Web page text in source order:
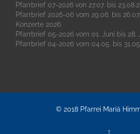
Pfarrbrief 07-2026 von 27.07. bis
Pfarrbrief 2026-06 vom 29.06. bis
Konzerte 2026
Pfarrbrief 05-2026 vom 01. Juni bis 28.
Pfarrbrief 04-2026 vom 04.05. bis
© 2018 Pfarrei Mariä
↑